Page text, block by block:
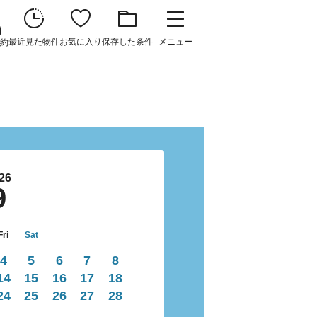
最近見た物件お気に入り 保存した条件 メニュー
Fri Sat
4 5 6 7
8
15 16 17
18
25 26 27
28